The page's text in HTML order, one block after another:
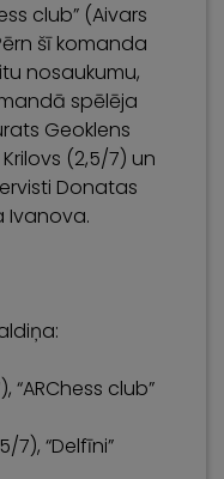
club” (Aivars
šī komanda
nosaukumu,
spēlēja
Geoklens
(2,5/7) un
Donatas
Ivanova.
“ARChess club”
7), “Delfīni”